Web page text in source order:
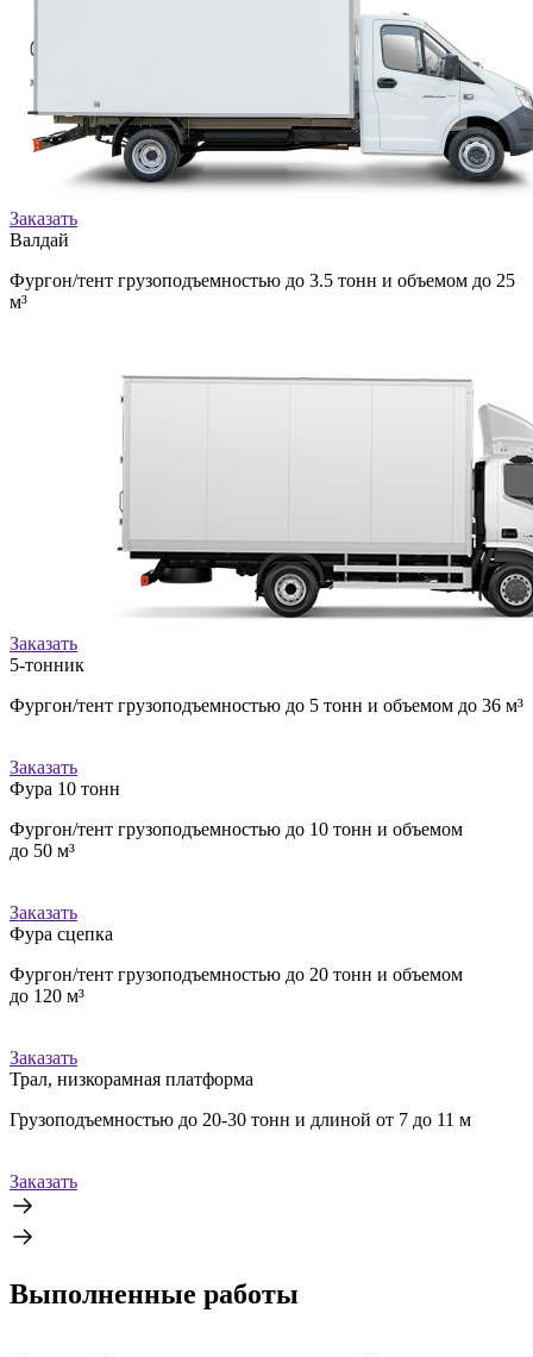
Заказать
Валдай
Фургон/тент грузоподъемностью до 3.5 тонн и объемом до 25
м³
Заказать
5-тонник
Фургон/тент грузоподъемностью до 5 тонн и объемом до 36 м³
Заказать
Фура 10 тонн
Фургон/тент грузоподъемностью до 10 тонн и объемом
до 50 м³
Заказать
Фура сцепка
Фургон/тент грузоподъемностью до 20 тонн и объемом
до 120 м³
Заказать
Трал, низкорамная платформа
Грузоподъемностью до 20-30 тонн и длиной от 7 до 11 м
Заказать
Выполненные работы